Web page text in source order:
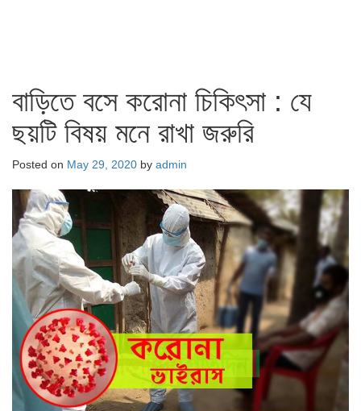
বাড়িতে বসে করোনা চিকিৎসা : যে
ছয়টি বিষয় মনে রাখা জরুরি
Posted on May 29, 2020 by admin